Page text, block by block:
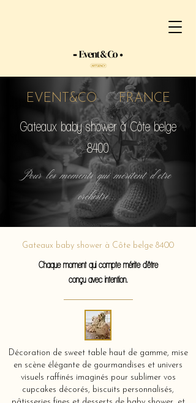
EVENT&CO FRANCE
Gateaux baby shower à Côte belge
8400
Pour les moments qui méritent d'etre
orchestré...
Gateaux baby shower à Côte belge 8400
Chaque moment qui compte mérite d'être
conçu avec intention.
Décoration de sweet table haut de gamme, mise
en scène élégante de gourmandises et univers
visuels raffinés imaginés pour sublimer vos
cupcakes décorés, biscuits personnalisés,